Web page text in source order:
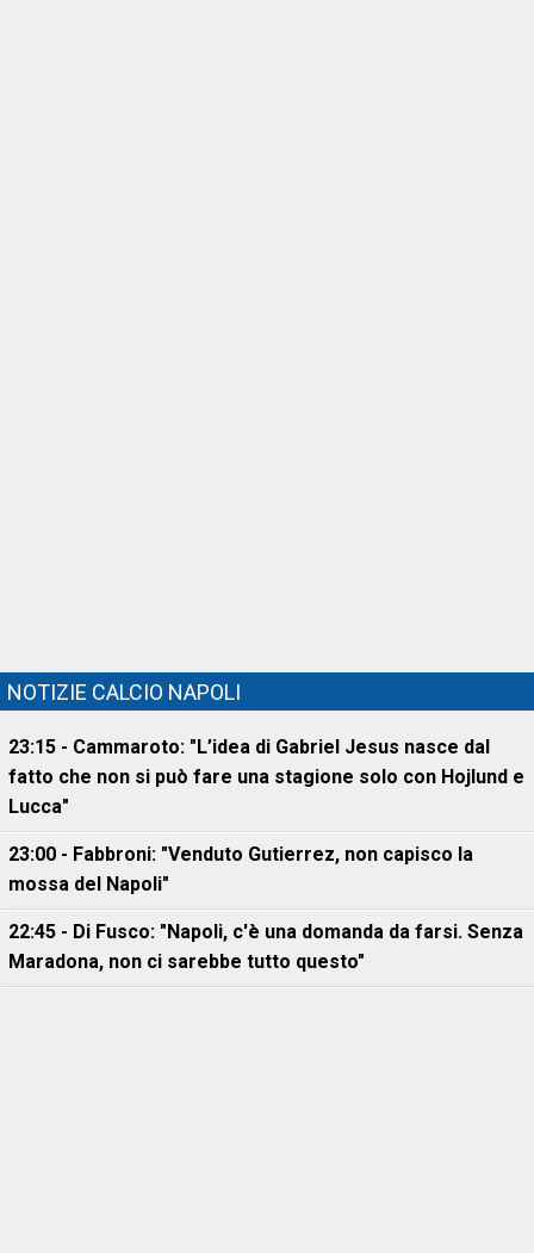
NOTIZIE CALCIO NAPOLI
23:15 - Cammaroto: "L’idea di Gabriel Jesus nasce dal
fatto che non si può fare una stagione solo con Hojlund e
Lucca"
23:00 - Fabbroni: "Venduto Gutierrez, non capisco la
mossa del Napoli"
22:45 - Di Fusco: "Napoli, c'è una domanda da farsi. Senza
Maradona, non ci sarebbe tutto questo"